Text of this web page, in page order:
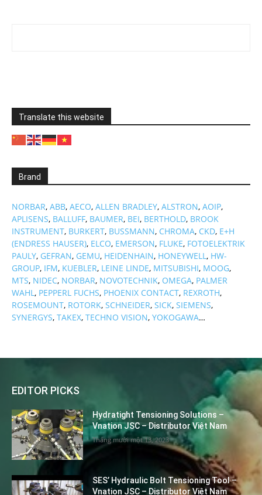
Translate this website
Brand
NORBAR, ABB, AECO, ALLEN BRADLEY, ALSTRON, AOIP,
APLISENS, BALLUFF, BAUMER, BEI, BERTHOLD, BROOK
INSTRUMENT, BURKERT, BUSSMANN, CHROMA, CKD, E+H
(ENDRESS HAUSER), ELCO, EMERSON, FLUKE, FOTOELEKTRIK
PAULY, GEFRAN, GEMU, HEIDENHAIN, HONEYWELL, HW-
GROUP, IFM, KUEBLER, LEINE LINDE, MITSUBISHI, MOOG,
MTS, NIDEC, NORBAR, NOVOTECHNIK, OMEGA, PALMER
WAHL, PEPPERL FUCHS, PHOENIX CONTACT, REXROTH,
ROSEMOUNT, ROTORK, SCHNEIDER, SICK, SIEMENS,
SYNERGYS, TAKEX, TECHNO VISION, YOKOGAWA…
EDITOR PICKS
Hydratight Tensioning Solutions –
Vnation JSC – Distributor Việt Nam
Tháng mười một 13, 2023
SES’ Hydraulic Bolt Tensioning Tool –
Vnation JSC – Distributor Việt Nam